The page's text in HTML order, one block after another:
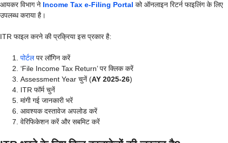
आयकर विभाग ने Income Tax e-Filing Portal को ऑनलाइन रिटर्न फाइलिंग के लिए
उपलब्ध कराया है।
ITR फाइल करने की प्रक्रिया इस प्रकार है:
पोर्टलपर लॉगिन करें
‘File Income Tax Return’ पर क्लिक करें
Assessment Year चुनें (AY 2025-26)
ITR फॉर्म चुनें
मांगी गई जानकारी भरें
आवश्यक दस्तावेज अपलोड करें
वेरिफिकेशन करें और सबमिट करें